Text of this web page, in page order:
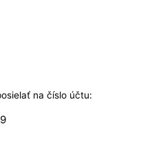
na číslo účtu: